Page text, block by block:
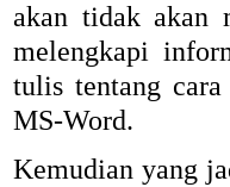
akan tidak akan
melengkapi
tulis tentang
MS-Word.
Kemudian yang